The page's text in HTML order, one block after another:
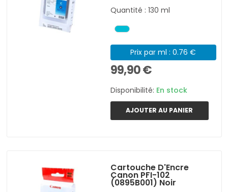
Quantité : 130 ml
Prix par ml : 0.76 €
99,90 €
Disponibilité: En stock
AJOUTER AU PANIER
Cartouche D'Encre
Canon PFI-102
(0895B001) Noir